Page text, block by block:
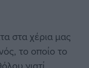
στα χέρια μας
το οποίο το